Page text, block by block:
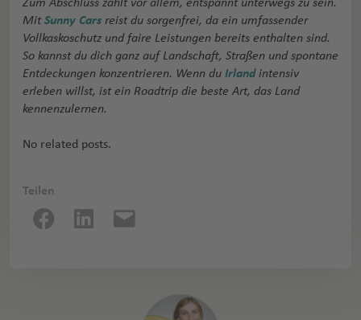
MitSunny Cars reist du sorgenfrei, da ein umfassender
Vollkaskoschutz und faire Leistungen bereits enthalten sind.
So kannst du dich ganz auf Landschaft, Straßen und spontane
Entdeckungen konzentrieren. Wenn du Irlandintensiv
erleben willst, ist ein Roadtrip die beste Art, das Land
kennenzulernen.
No related posts.
Teilen